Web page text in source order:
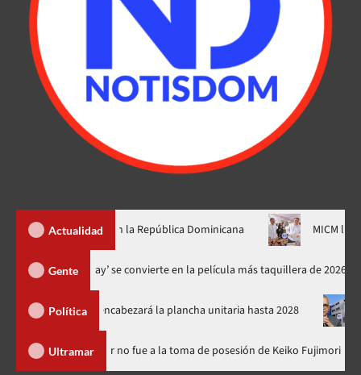
Actualidad
en la República Dominicana MICM llevará
Gente
‘Spider-Man: Brand New Day’ se convierte en la película más
Política
PRM y encabezará la plancha unitaria hasta 2028 Carlos
Ultramar Luis Abinader no fue a la toma de posesión de Keiko